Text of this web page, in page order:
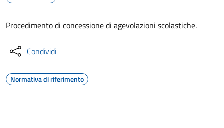
Procedimento di concessione di agevolazioni scolastiche.
Condividi
Normativa di riferimento